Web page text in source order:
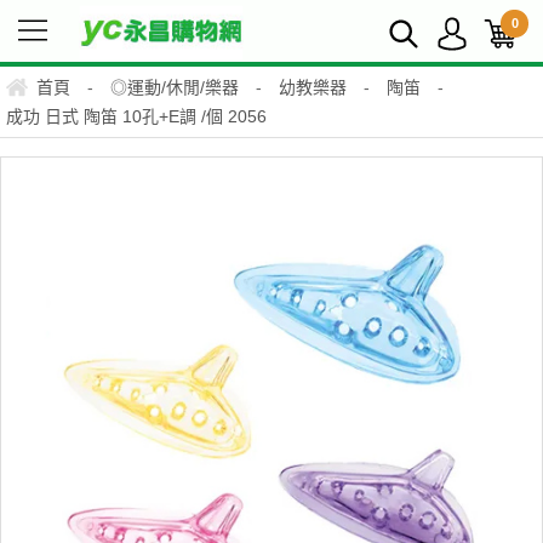
0
首頁 - ◎運動/休閒/樂器 - 幼教樂器 - 陶笛
-
成功 日式 陶笛 10孔+E調 /個 2056